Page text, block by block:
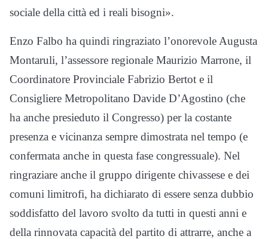
sociale della città ed i reali bisogni».
Enzo Falbo ha quindi ringraziato l’onorevole Augusta
Montaruli, l’assessore regionale Maurizio Marrone, il
Coordinatore Provinciale Fabrizio Bertot e il
Consigliere Metropolitano Davide D’Agostino (che
ha anche presieduto il Congresso) per la costante
presenza e vicinanza sempre dimostrata nel tempo (e
confermata anche in questa fase congressuale). Nel
ringraziare anche il gruppo dirigente chivassese e dei
comuni limitrofi, ha dichiarato di essere senza dubbio
soddisfatto del lavoro svolto da tutti in questi anni e
della rinnovata capacità del partito di attrarre, anche a